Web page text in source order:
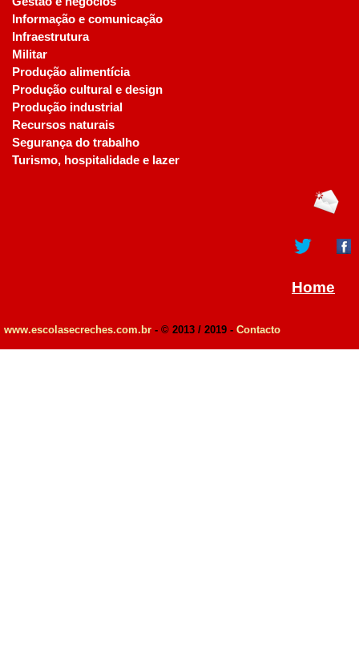
Informação e comunicação
Infraestrutura
Militar
Produção alimentícia
Produção cultural e design
Produção industrial
Recursos naturais
Segurança do trabalho
Turismo, hospitalidade e lazer
Home
www.escolasecreches.com.br - © 2013 / 2019 - Contacto